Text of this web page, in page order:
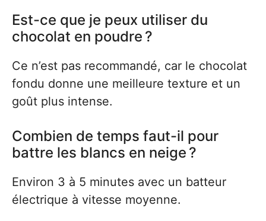
Est-ce que je peux utiliser du
chocolat en poudre ?
Ce n’est pas recommandé, car le chocolat
fondu donne une meilleure texture et un
goût plus intense.
Combien de temps faut-il pour
battre les blancs en neige ?
Environ 3 à 5 minutes avec un batteur
électrique à vitesse moyenne.